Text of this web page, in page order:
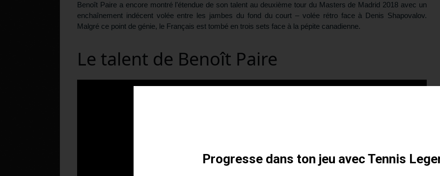
Benoît Paire a encore montré l’étendue de son talent au deuxième tour du Masters de Madrid 2018 avec un
enchaînement indécent volée entre les jambes du fond du court – volée rétro face à Denis Shapovalov.
Malgré ce point de génie, le Français est tombé en trois sets face à la pépite canadienne.
Le talent de Benoît Paire
Progresse dans ton jeu avec Tennis